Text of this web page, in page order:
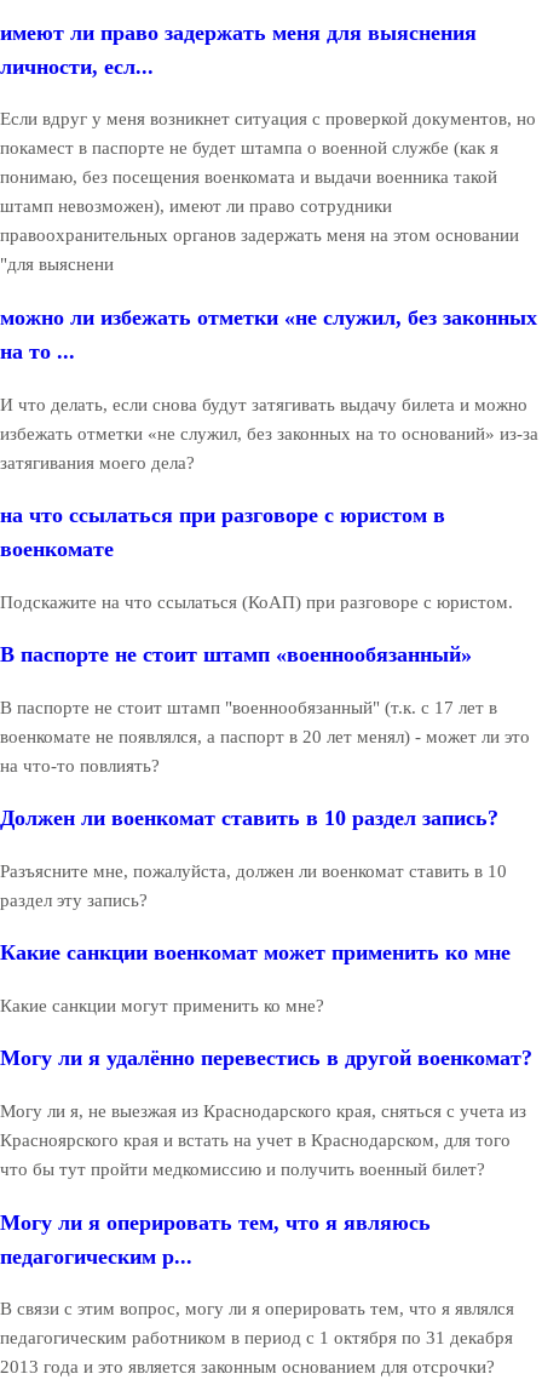
имеют ли право задержать меня для выяснения
личности, есл...
Если вдруг у меня возникнет ситуация с проверкой документов, но
покамест в паспорте не будет штампа о военной службе (как я
понимаю, без посещения военкомата и выдачи военника такой
штамп невозможен), имеют ли право сотрудники
правоохранительных органов задержать меня на этом основании
"для выяснени
можно ли избежать отметки «не служил, без законных
на то ...
И что делать, если снова будут затягивать выдачу билета и можно
избежать отметки «не служил, без законных на то оснований» из-за
затягивания моего дела?
на что ссылаться при разговоре с юристом в
военкомате
Подскажите на что ссылаться (КоАП) при разговоре с юристом.
В паспорте не стоит штамп «военнообязанный»
В паспорте не стоит штамп "военнообязанный" (т.к. с 17 лет в
военкомате не появлялся, а паспорт в 20 лет менял) - может ли это
на что-то повлиять?
Должен ли военкомат ставить в 10 раздел запись?
Разъясните мне, пожалуйста, должен ли военкомат ставить в 10
раздел эту запись?
Какие санкции военкомат может применить ко мне
Какие санкции могут применить ко мне?
Могу ли я удалённо перевестись в другой военкомат?
Могу ли я, не выезжая из Краснодарского края, сняться с учета из
Красноярского края и встать на учет в Краснодарском, для того
что бы тут пройти медкомиссию и получить военный билет?
Могу ли я оперировать тем, что я являюсь
педагогическим р...
В связи с этим вопрос, могу ли я оперировать тем, что я являлся
педагогическим работником в период с 1 октября по 31 декабря
2013 года и это является законным основанием для отсрочки?